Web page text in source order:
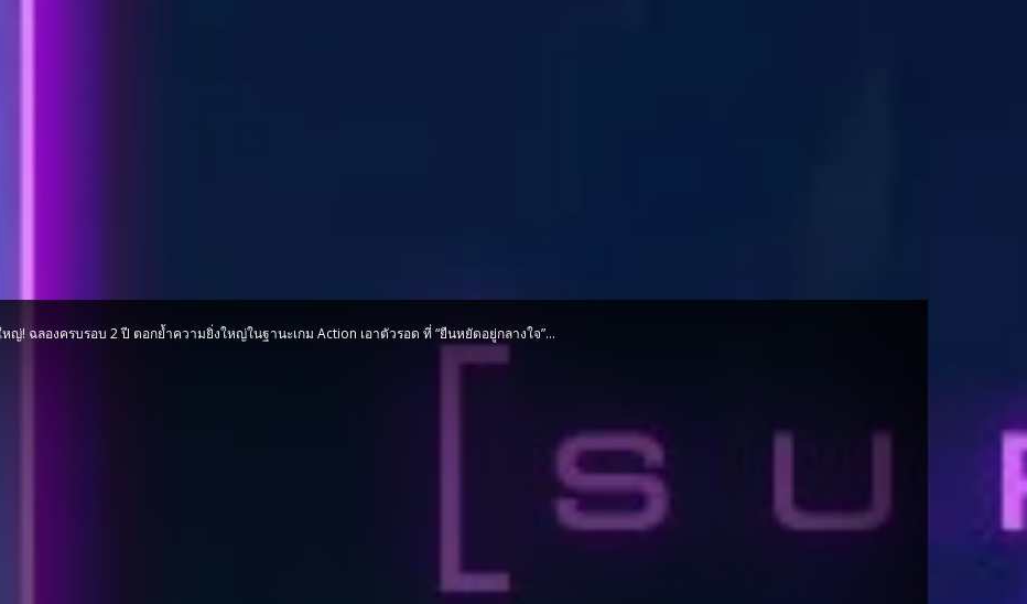
ญ่! ฉลองครบรอบ 2 ปี ตอกย้ำความยิ่งใหญ่ในฐานะเกม Action เอาตัวรอด ที่ “ยืนหยัดอยู่กลางใจ”...